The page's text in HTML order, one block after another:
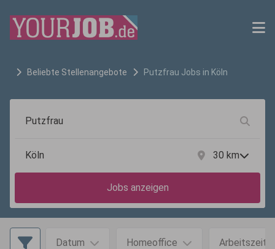
Beliebte Stellenangebote Putzfrau Jobs in Köln
30 km
Jobs anzeigen
Datum Homeoffice Arbeitszeit